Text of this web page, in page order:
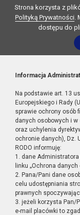
Strona korzysta z
Polityką Prywatności.
dostępu do
Informacja
Na podstawie art. 13
Europejskiego i Rady
sprawie ochrony osób
danych osobowych i w
oraz uchylenia
ochronie danych), Dz.
RODO informuję:
1. dane
linku „Ochrona danych
2. Pana/Pani dane
celu udostępniania
prawnych
3. jeżeli korzysta Pan/
e-mail placówki to